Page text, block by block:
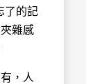
了的記
雜感
，人